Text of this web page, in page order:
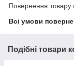
Повернення товару
Всі умови
Подібні товари